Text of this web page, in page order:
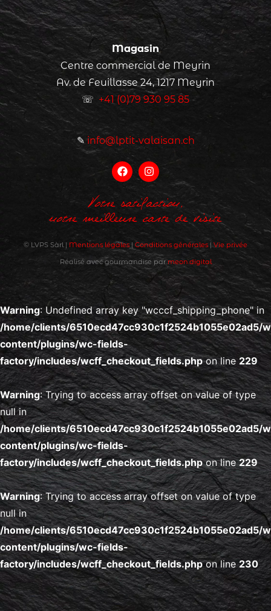
Magasin
Centre commercial de Meyrin
Av. de Feuillasse 24, 1217 Meyrin
☏ +41 (0)79 930 95 85
✎ info@lptit-valaisan.ch
Votre satifaction,
notre meilleure carte de visite
© LVPS Sàrl | Mentions légales | Conditions générales | Vie privée
Réalisé avec gourmandise par meon.digital
Warning: Undefined array key "wcccf_shipping_phone" in
/home/clients/6510ecd47cc930c1f2524b1055e02ad5/
content/plugins/wc-fields-
factory/includes/wcff_checkout_fields.phpon line229
Warning: Trying to access array offset on value of type
null in
/home/clients/6510ecd47cc930c1f2524b1055e02ad5/
content/plugins/wc-fields-
factory/includes/wcff_checkout_fields.phpon line229
Warning: Trying to access array offset on value of type
null in
/home/clients/6510ecd47cc930c1f2524b1055e02ad5/
content/plugins/wc-fields-
factory/includes/wcff_checkout_fields.phpon line230